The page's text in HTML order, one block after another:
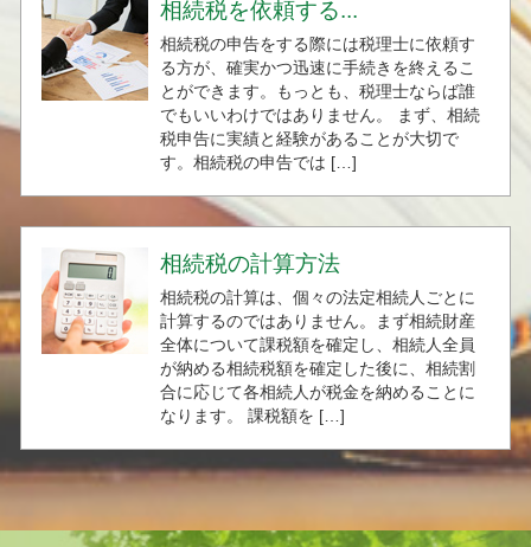
相続税を依頼する...
相続税の申告をする際には税理士に依頼す
る方が、確実かつ迅速に手続きを終えるこ
とができます。もっとも、税理士ならば誰
でもいいわけではありません。 まず、相続
税申告に実績と経験があることが大切で
す。相続税の申告では […]
相続税の計算方法
相続税の計算は、個々の法定相続人ごとに
計算するのではありません。まず相続財産
全体について課税額を確定し、相続人全員
が納める相続税額を確定した後に、相続割
合に応じて各相続人が税金を納めることに
なります。 課税額を […]